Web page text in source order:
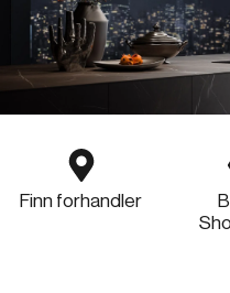
Finn forhandler